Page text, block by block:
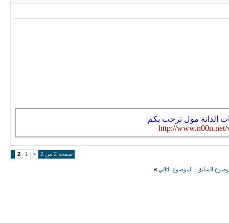
الدانة مول ترحب بكم
http://www.n00n.net/
صفحة 2 من 2 <
1
2
السابق الموضوع التالي »